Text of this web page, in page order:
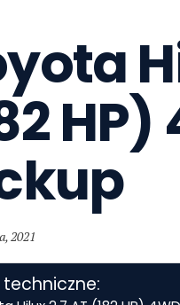
HP)
2021
techniczne: